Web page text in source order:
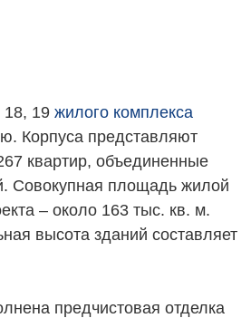
18, 19 жилого комплекса
Корпуса представляют
квартир, объединенные
Совокупная площадь жилой
– около 163 тыс. кв. м.
высота зданий составляет
предчистовая отделка